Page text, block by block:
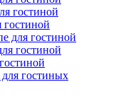
гостиной
гостиной
для гостиной
гостиной
гостиных